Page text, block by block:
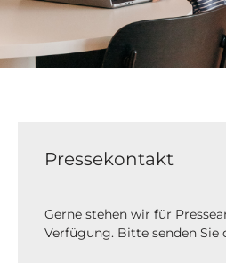
Pressekontakt
Gerne stehen wir für
Verfügung. Bitte senden Sie